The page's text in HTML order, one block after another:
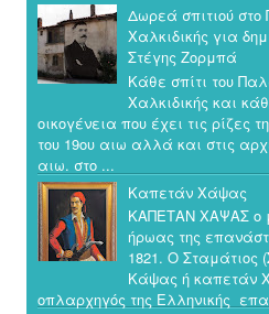
Δωρεά σπιτιού
Χαλκιδικής για
Στέγης Ζορμπά
Κάθε σπίτι του
Χαλκιδικής και
οικογένεια που έχει τις ρίζες
του 19ου αιω αλλά και στις
αιω. στο ...
Καπετάν Χάψας
ΚΑΠΕΤΑΝ ΧΑΨΑΣ ο
ήρωας της
1821. Ο Σταμάτιος
Κάψας ή καπετάν
οπλαρχηγός της Ελληνικής